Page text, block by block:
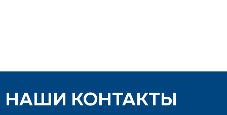
НАШИ КОНТАКТЫ